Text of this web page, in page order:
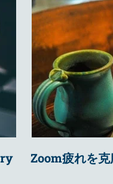
Zoom疲れを